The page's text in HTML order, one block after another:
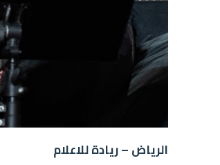
الرياض – ريادة للاعلام